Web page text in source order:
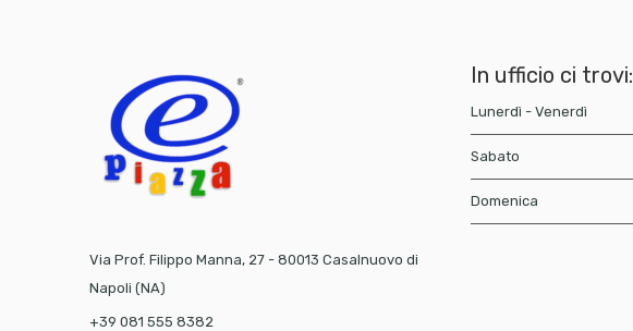
Via Prof. Filippo Manna, 27 - 80013 Casalnuovo di
Napoli (NA)
+39 081 555 8382
In ufficio ci trovi:
Lunerdì - Venerdì
Sabato
Domenica